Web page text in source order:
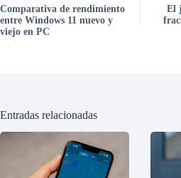
Comparativa de rendimiento
entre Windows 11 nuevo y
viejo en PC
El
Entradas relacionadas